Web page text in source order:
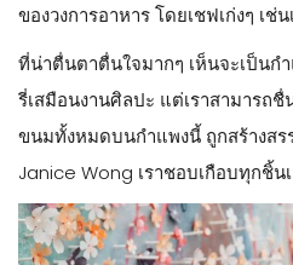
ของวงการอาหาร โดยเชฟเก่งๆ เช่น
ที่น่าตื่นตาตื่นใจมากๆ เห็นจะเป็นก
รี่เสมือนงานศิลปะ แต่เราสามารถ
ขนมทั้งหมดบนกำแพงนี้ ถูกสร้างส
Janice Wong เราชอบเกือบทุกชิ้น